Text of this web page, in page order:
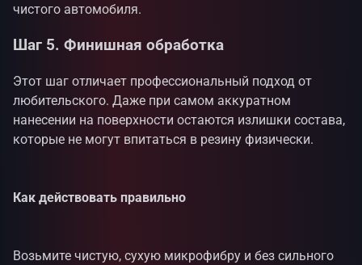
чистого автомобиля.
Шаг 5. Финишная обработка
Этот шаг отличает профессиональный подход от
любительского. Даже при самом аккуратном
нанесении на поверхности остаются излишки состава,
которые не могут впитаться в резину физически.
Как действовать правильно
Возьмите чистую, сухую микрофибру и без сильного